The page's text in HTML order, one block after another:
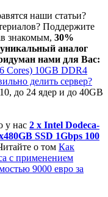
наши статьи?
Поддержите
знакомым, 30%
аналог
нами для Вас:
Cores) 10GB DDR4
делить сервер?
до 24 ядер и до 40GB
у нас 2 х Intel Dodeca-
SSD 1Gbps 100
о том Как
c применением
9000 евро за